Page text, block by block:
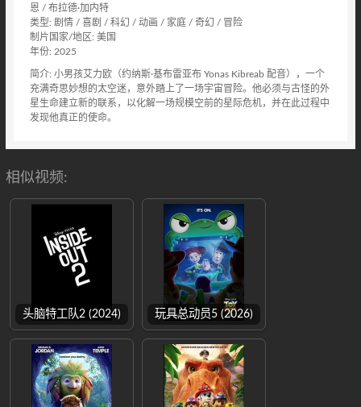
恩 / 布拉德·加内特
类型: 剧情 / 喜剧 / 科幻 / 动画 / 家庭 / 奇幻 / 冒险
制片国家/地区: 美国
年份: 2025
简介: 小男孩艾力欧（约纳斯·基布雷亚布 Yonas Kibreab 配音），一个
充满奇思妙想的太空迷，意外踏上了一场宇宙冒险。他必须与古怪的外
星生命建立新的联系，以化解一场规模空前的星际危机，并在此过程中
发现他真正的使命。
相似视频:
头脑特工队2 (2024) 玩具总动员5 (2026)